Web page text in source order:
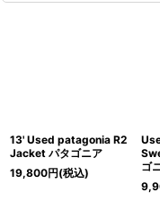
13' Used patagonia R2
Jacket パタゴニア
19,800円(税込)
ゴ